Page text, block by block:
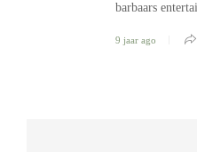
barbaars
9 jaar ago